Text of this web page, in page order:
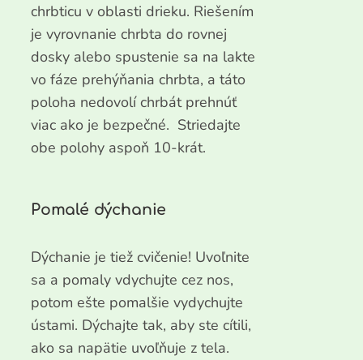
chrbticu v oblasti drieku. Riešením
je vyrovnanie chrbta do rovnej
dosky alebo spustenie sa na lakte
vo fáze prehýňania chrbta, a táto
poloha nedovolí chrbát prehnúť
viac ako je bezpečné. Striedajte
obe polohy aspoň 10-krát.
Pomalé dýchanie
Dýchanie je tiež cvičenie! Uvoľnite
sa a pomaly vdychujte cez nos,
potom ešte pomalšie vydychujte
ústami. Dýchajte tak, aby ste cítili,
ako sa napätie uvoľňuje z tela.